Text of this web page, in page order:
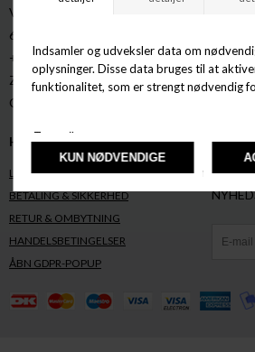
V. STRANDGADE 4
6950 RINGKØBING
+45 97 33 74 76
ZONATIONSTORE@ZONATIONSTORE.DK
CVR NR: 31596858
KORT
HJÆLP
LEVERING & FORSENDELSE
BETALING & SIKKERHED
RETUR & OMBYTNING
HANDELSBETINGELSER
ÅBN GDPR-POPUP